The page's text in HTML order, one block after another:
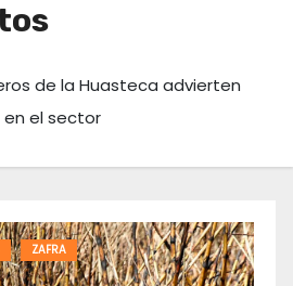
de la Huasteca advierten
el sector
ZAFRA